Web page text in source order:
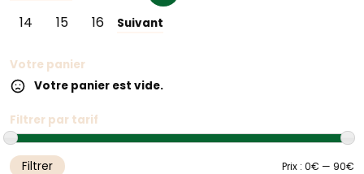
14
15 16 Suivant
Votre panier
Votre panier est vide.
Filtrer par tarif
Filtrer Prix : 0€ — 90€